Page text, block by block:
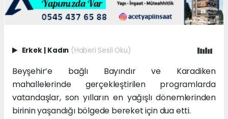
Erkek | Kadın (Haberi Sesli Oku)
Beyşehir’e bağlı Bayındır ve Karadiken
mahallelerinde gerçekleştirilen programlarda
vatandaşlar, son yılların en yağışlı dönemlerinden
birinin yaşandığı bölgede bereket için dua etti.